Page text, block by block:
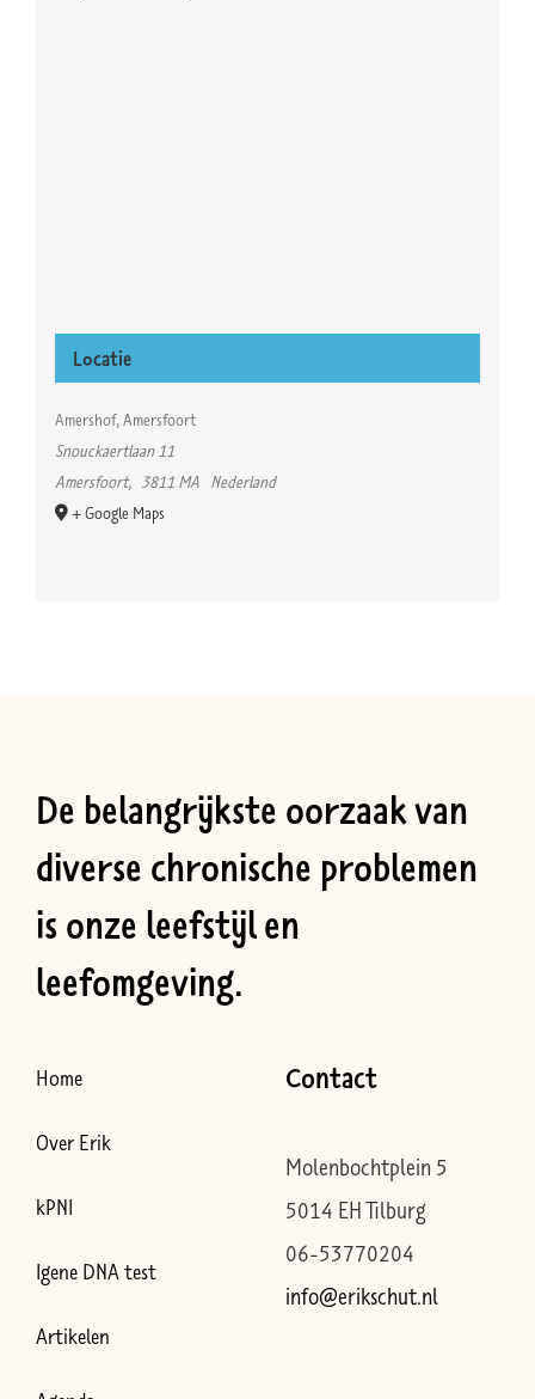
Locatie
Amershof, Amersfoort
Snouckaertlaan 11
Amersfoort, 3811 MA Nederland
+ Google Maps
De belangrijkste oorzaak van
diverse chronische problemen
is onze leefstijl en
leefomgeving.
Home
Over Erik
kPNI
Igene DNA test
Artikelen
Contact
Molenbochtplein 5
5014 EH Tilburg
06-53770204
info@erikschut.nl